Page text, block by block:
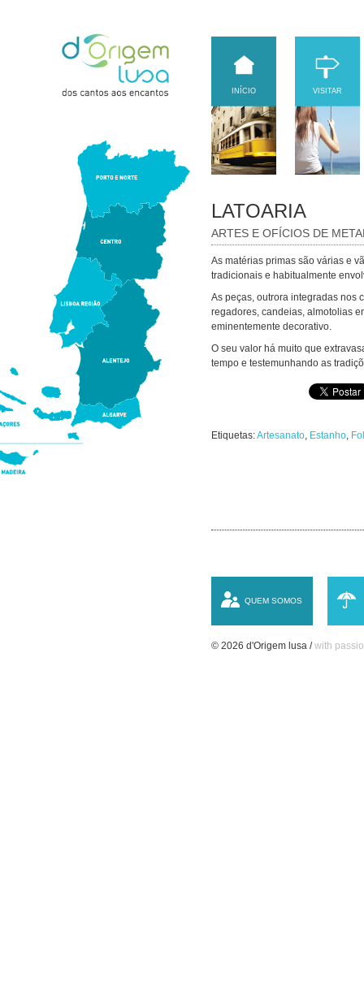
INÍCIO VISITAR
LATOARIA
ARTES E OFÍCIOS DE
As matérias primas são várias e
tradicionais e habitualmente
As peças, outrora integradas nos
regadores, candeias, almotolias
eminentemente decorativo.
O seu valor há muito que
tempo e testemunhando as
Etiquetas:Artesanato, Estanho,
QUEM SOMOS
© 2026 d'Origem lusa /with